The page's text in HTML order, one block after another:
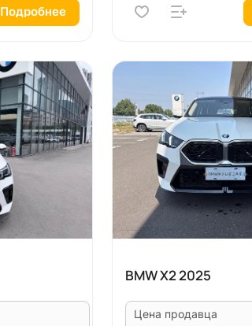
Подробнее
BMW X2 2025
Цена продавца